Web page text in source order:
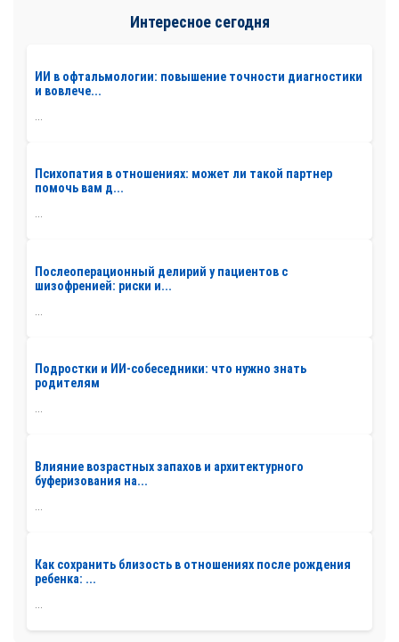
Интересное сегодня
ИИ в офтальмологии: повышение точности диагностики
и вовлече...
Психопатия в отношениях: может ли такой партнер
помочь вам д...
...
Послеоперационный делирий у пациентов с
шизофренией: риски и...
Подростки и ИИ-собеседники: что нужно знать
родителям
...
Влияние возрастных запахов и архитектурного
буферизования на...
...
Как сохранить близость в отношениях после рождения
ребенка: ...